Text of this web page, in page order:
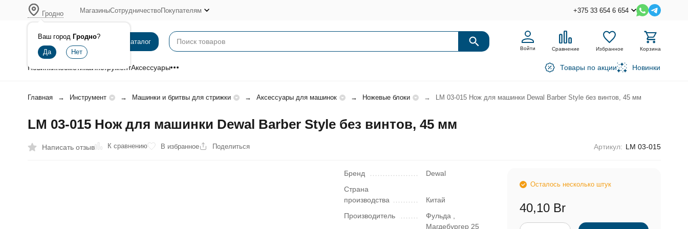
Гродно
Ваш город Гродно?
МагазиныСотрудничествоПокупателям +375 33 654 6 654
Каталог
Войти Сравнение Избранное Корзина
НовинкиКосметикаИнструментАксессуары Товары по акции Новинки
Главная Инструмент Машинки и бритвы для стрижки Аксессуары для машинок Ножевые блоки LM 03-015 Нож для машинки Dewal Barber Style без винтов, 45 мм
LM 03-015 Нож для машинки Dewal Barber Style без винтов, 45 мм
Написать отзыв К сравнению В избранное Поделиться Артикул: LM 03-015
Бренд
Dewal
Страна
производства
Китай
Производитель
Фульда ,
Магдебургер 25
Осталось несколько штук
40,10 Br